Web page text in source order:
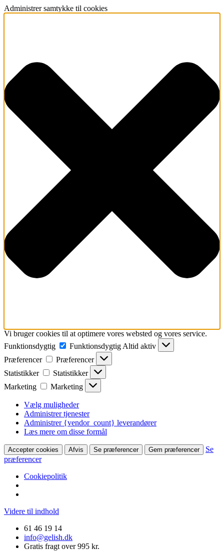
Administrer samtykke til cookies
Vi bruger cookies til at optimere vores websted og vores service.
Funktionsdygtig
Funktionsdygtig Altid aktiv
Præferencer
Præferencer
Statistikker
Statistikker
Marketing
Marketing
Vælg muligheder
Administrer tjenester
Administrer {vendor_count} leverandører
Læs mere om disse formål
Accepter cookies Afvis Se præferencer Gem præferencer
Se
præferencer
Cookiepolitik
Videre til indhold
61 46 19 14
info@gelish.dk
Gratis fragt over 995 kr.